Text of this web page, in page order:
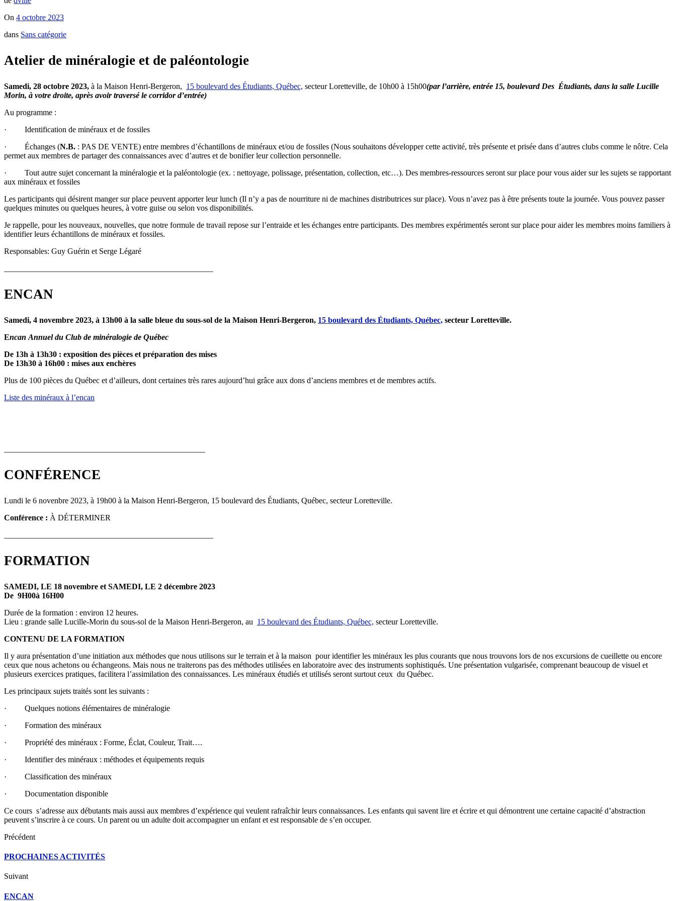
On 4 octobre 2023
dans Sans catégorie
Atelier de minéralogie et de paléontologie
Samedi, 28 octobre 2023, à la Maison Henri-Bergeron, 15 boulevard des Étudiants, Québec, secteur Loretteville, de 10h00 à 15h00(par l’arrière, entrée 15, boulevard Des Étudiants, dans la salle Lucille
Morin, à votre droite, après avoir traversé le corridor d’entrée)
Au programme :
· Identification de minéraux et de fossiles
· Échanges (N.B. : PAS DE VENTE) entre membres d’échantillons de minéraux et/ou de fossiles (Nous souhaitons développer cette activité, très présente et prisée dans d’autres clubs comme le nôtre. Cela
permet aux membres de partager des connaissances avec d’autres et de bonifier leur collection personnelle.
· Tout autre sujet concernant la minéralogie et la paléontologie (ex. : nettoyage, polissage, présentation, collection, etc…). Des membres-ressources seront sur place pour vous aider sur les sujets se rapportant
aux minéraux et fossiles
Les participants qui désirent manger sur place peuvent apporter leur lunch (Il n’y a pas de nourriture ni de machines distributrices sur place). Vous n’avez pas à être présents toute la journée. Vous pouvez passer
quelques minutes ou quelques heures, à votre guise ou selon vos disponibilités.
Je rappelle, pour les nouveaux, nouvelles, que notre formule de travail repose sur l’entraide et les échanges entre participants. Des membres expérimentés seront sur place pour aider les membres moins familiers à
identifier leurs échantillons de minéraux et fossiles.
Responsables: Guy Guérin et Serge Légaré
ENCAN
Samedi, 4 novembre 2023, à 13h00 à la salle bleue du sous-sol de la Maison Henri-Bergeron, 15 boulevard des Étudiants, Québec, secteur Loretteville.
Encan Annuel du Club de minéralogie de Québec
De 13h à 13h30 : exposition des pièces et préparation des mises
De 13h30 à 16h00 : mises aux enchères
Plus de 100 pièces du Québec et d’ailleurs, dont certaines très rares aujourd’hui grâce aux dons d’anciens membres et de membres actifs.
Liste des minéraux à l’encan
CONFÉRENCE
Lundi le 6 novenbre 2023, à 19h00 à la Maison Henri-Bergeron, 15 boulevard des Étudiants, Québec, secteur Loretteville.
Conférence : À DÉTERMINER
FORMATION
SAMEDI, LE 18 novembre et SAMEDI, LE 2 décembre 2023
De 9H00à 16H00
Durée de la formation : environ 12 heures.
Lieu : grande salle Lucille-Morin du sous-sol de la Maison Henri-Bergeron, au 15 boulevard des Étudiants, Québec, secteur Loretteville.
CONTENU DE LA FORMATION
Il y aura présentation d’une initiation aux méthodes que nous utilisons sur le terrain et à la maison pour identifier les minéraux les plus courants que nous trouvons lors de nos excursions de cueillette ou encore
ceux que nous achetons ou échangeons. Mais nous ne traiterons pas des méthodes utilisées en laboratoire avec des instruments sophistiqués. Une présentation vulgarisée, comprenant beaucoup de visuel et
plusieurs exercices pratiques, facilitera l’assimilation des connaissances. Les minéraux étudiés et utilisés seront surtout ceux du Québec.
Les principaux sujets traités sont les suivants :
· Quelques notions élémentaires de minéralogie
· Formation des minéraux
· Propriété des minéraux : Forme, Éclat, Couleur, Trait….
· Identifier des minéraux : méthodes et équipements requis
· Classification des minéraux
· Documentation disponible
Ce cours s’adresse aux débutants mais aussi aux membres d’expérience qui veulent rafraîchir leurs connaissances. Les enfants qui savent lire et écrire et qui démontrent une certaine capacité d’abstraction
peuvent s’inscrire à ce cours. Un parent ou un adulte doit accompagner un enfant et est responsable de s’en occuper.
Précédent
PROCHAINES ACTIVITÉS
Suivant
ENCAN